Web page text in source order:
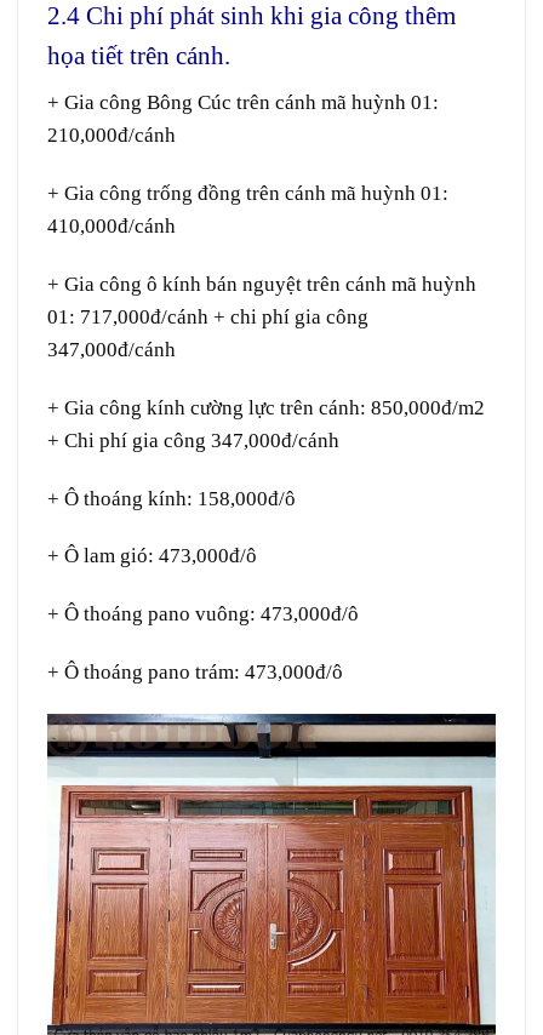
2.4 Chi phí phát sinh khi gia công thêm
họa tiết trên cánh.
+ Gia công Bông Cúc trên cánh mã huỳnh 01:
210,000đ/cánh
+ Gia công trống đồng trên cánh mã huỳnh 01:
410,000đ/cánh
+ Gia công ô kính bán nguyệt trên cánh mã huỳnh
01: 717,000đ/cánh + chi phí gia công
347,000đ/cánh
+ Gia công kính cường lực trên cánh: 850,000đ/m2
+ Chi phí gia công 347,000đ/cánh
+ Ô thoáng kính: 158,000đ/ô
+ Ô lam gió: 473,000đ/ô
+ Ô thoáng pano vuông: 473,000đ/ô
+ Ô thoáng pano trám: 473,000đ/ô